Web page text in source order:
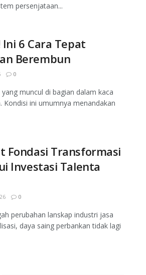
persenjataan...
6 Cara Tepat
Berembun
0
muncul di bagian dalam kaca
ini umumnya menandakan
Fondasi Transformasi
Investasi Talenta
0
perubahan lanskap industri jasa
daya saing perbankan tidak lagi